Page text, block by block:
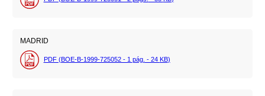
MADRID
PDF (BOE-B-1999-725052 - 1 pág. - 24 KB)